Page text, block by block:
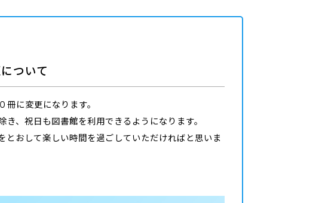
ついて
冊に変更になります。
き、祝日も図書館を利用できるようになります。
おして楽しい時間を過ごしていただければと思いま